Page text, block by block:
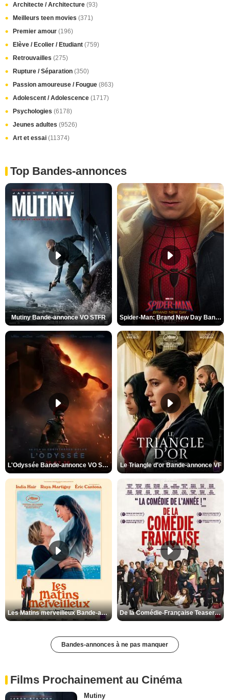
Architecte / Architecture (93)
Meilleurs teen movies (371)
Premier amour (196)
Elève / Ecolier / Etudiant (759)
Retrouvailles (275)
Rupture / Séparation (350)
Passion amoureuse / Fougue (863)
Adolescent / Adolescence (1717)
Psychologies (6178)
Jeunes adultes (9526)
Art et essai (11374)
Top Bandes-annonces
Mutiny Bande-annonce VO STFR Spider-Man: Brand New Day Bande-annonce VO STFR
L'Odyssée Bande-annonce VO STFR Le Triangle d'or Bande-annonce VF
Les Matins merveilleux Bande-annonce VF De la Comédie-Française Teaser VF
Bandes-annonces à ne pas manquer
Films Prochainement au Cinéma
Mutiny